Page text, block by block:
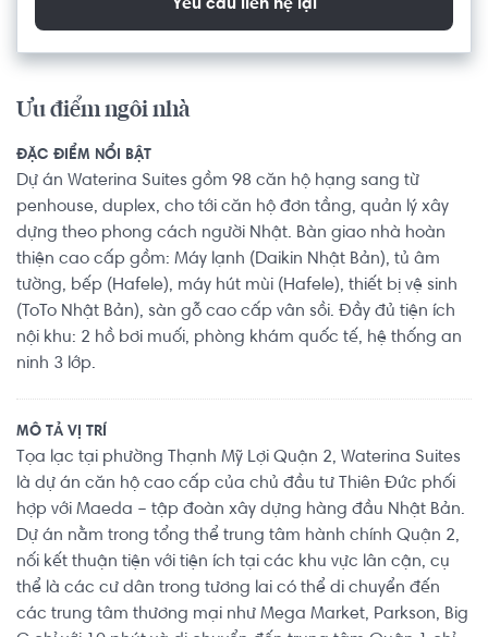
Yêu cầu liên hệ lại
Ưu điểm ngôi nhà
ĐẶC ĐIỂM NỔI BẬT
Dự án Waterina Suites gồm 98 căn hộ hạng sang từ
penhouse, duplex, cho tới căn hộ đơn tầng, quản lý xây
dựng theo phong cách người Nhật. Bàn giao nhà hoàn
thiện cao cấp gồm: Máy lạnh (Daikin Nhật Bản), tủ âm
tường, bếp (Hafele), máy hút mùi (Hafele), thiết bị vệ sinh
(ToTo Nhật Bản), sàn gỗ cao cấp vân sồi. Đầy đủ tiện ích
nội khu: 2 hồ bơi muối, phòng khám quốc tế, hệ thống an
ninh 3 lớp.
MÔ TẢ VỊ TRÍ
Tọa lạc tại phường Thạnh Mỹ Lợi Quận 2, Waterina Suites
là dự án căn hộ cao cấp của chủ đầu tư Thiên Đức phối
hợp với Maeda – tập đoàn xây dựng hàng đầu Nhật Bản.
Dự án nằm trong tổng thể trung tâm hành chính Quận 2,
nối kết thuận tiện với tiện ích tại các khu vực lân cận, cụ
thể là các cư dân trong tương lai có thể di chuyển đến
các trung tâm thương mại như Mega Market, Parkson, Big